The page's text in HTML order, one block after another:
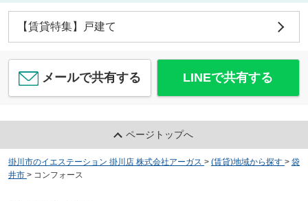
【賃貸特集】戸建て
メールで共有する LINEで共有する
ページトップへ
掛川市のイエステーション 掛川店 株式会社アーガス > (賃貸)地域から探す > 袋
井市 > コンフォース